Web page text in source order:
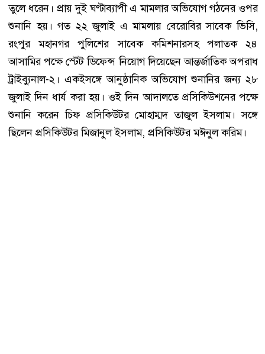
তুলে ধরেন। প্রায় দুই ঘণ্টাব্যাপী এ মামলার অভিযোগ গঠনের ওপর
শুনানি হয়। গত ২২ জুলাই এ মামলায় বেরোবির সাবেক ভিসি,
রংপুর মহানগর পুলিশের সাবেক কমিশনারসহ পলাতক ২৪
আসামির পক্ষে স্টেট ডিফেন্স নিয়োগ দিয়েছেন আন্তর্জাতিক অপরাধ
ট্রাইব্যুনাল-২। একইসঙ্গে আনুষ্ঠানিক অভিযোগ শুনানির জন্য ২৮
জুলাই দিন ধার্য করা হয়। ওই দিন আদালতে প্রসিকিউশনের পক্ষে
শুনানি করেন চিফ প্রসিকিউটর মোহাম্মদ তাজুল ইসলাম। সঙ্গে
ছিলেন প্রসিকিউটর মিজানুল ইসলাম, প্রসিকিউটর মঈনুল করিম।